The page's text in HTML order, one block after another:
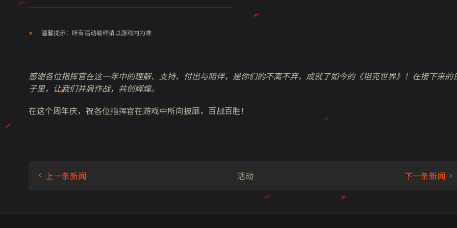
温馨提示：所有活动最终请以游戏内为准
感谢各位指挥官在这一年中的理解、支持、付出与陪伴，是你们的不离不弃，成就了如今的《坦克世界》！在接下来的
子里，让我们并肩作战，共创辉煌。
在这个周年庆，祝各位指挥官在游戏中所向披靡，百战百胜！
上一条新闻 活动 下一条新闻